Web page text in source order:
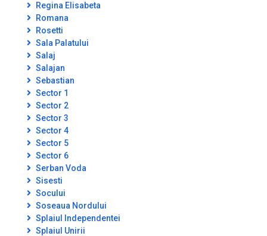
Regina Elisabeta
Romana
Rosetti
Sala Palatului
Salaj
Salajan
Sebastian
Sector 1
Sector 2
Sector 3
Sector 4
Sector 5
Sector 6
Serban Voda
Sisesti
Socului
Soseaua Nordului
Splaiul Independentei
Splaiul Unirii